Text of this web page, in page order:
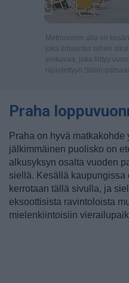
Metronomin alla on
joka ilmaantui siihen
elokuvaa, joka liittyy
räjäytettyyn Stalin-
Praha
Praha on hyvä
jälkimmäinen puolisko on
alkusyksyn osalta vuoden
siellä. Kesällä kaupungissa
kerrotaan tällä sivulla, ja
eksoottisista ravintoloista
mielenkiintoisiin